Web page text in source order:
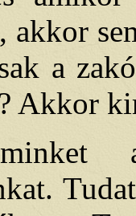
akkor
a
Akkor